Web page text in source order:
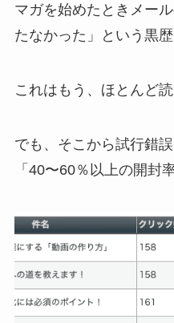
マガを始めたときメー
たなかった」という黒歴
これはもう、ほとんど
でも、そこから試行錯
「 40〜60％以上の開封